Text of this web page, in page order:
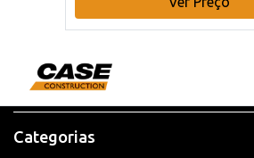
Categorias